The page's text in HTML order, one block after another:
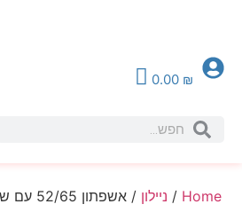
0.00 ₪
Home
/ ניילון / אשפתון 52/65 עם שרוך 50 יח’ בגליל 1/24